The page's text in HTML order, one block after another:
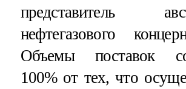
представитель
нефтегазового
Объемы поставок
100% от тех, что